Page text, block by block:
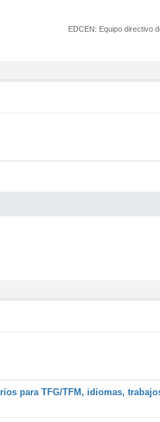
EDCEN: Equipo directivo
para TFG/TFM, idiomas,